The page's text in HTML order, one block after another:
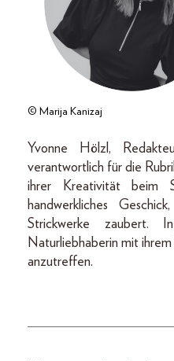
© Marija Kanizaj
Yvonne Hölzl,
verantwortlich für die
ihrer Kreativität beim
handwerkliches
Strickwerke
Naturliebhaberin mit
anzutreffen.